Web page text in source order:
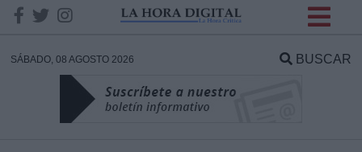
SÁBADO, 08 AGOSTO 2026 BUSCAR
DATOS
Responsable: